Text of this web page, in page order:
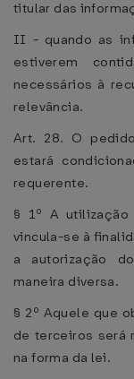
titular das
II - quando as
estiverem
necessários à
relevância.
Art. 28. O
estará
requerente.
§ 1º A
vincula-se à
a autorização
maneira diversa.
§ 2º Aquele que
de terceiros será
na forma da lei.